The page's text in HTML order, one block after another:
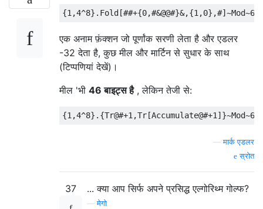
एक अनाम फ़ंक्शन जो पूर्णांक सरणी लेता है और एडलर
-32 देता है, कुछ मील और मार्टिन से सुधार के साथ
(टिप्पणियां देखें)।
मील 'भी 46 बाइट्स है, लेकिन तेजी से:
—मार्क एडलर
स्रोत
37 ... क्या आप सिर्फ अपने प्रसिद्ध एल्गोरिथ्म गोल्फ?
—मेगो